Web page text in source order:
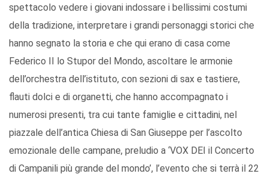
spettacolo vedere i giovani indossare i bellissimi costumi
della tradizione, interpretare i grandi personaggi storici che
hanno segnato la storia e che qui erano di casa come
Federico II lo Stupor del Mondo, ascoltare le armonie
dell’orchestra dell’istituto, con sezioni di sax e tastiere,
flauti dolci e di organetti, che hanno accompagnato i
numerosi presenti, tra cui tante famiglie e cittadini, nel
piazzale dell’antica Chiesa di San Giuseppe per l’ascolto
emozionale delle campane, preludio a ‘VOX DEI il Concerto
di Campanili più grande del mondo’, l’evento che si terrà il 22